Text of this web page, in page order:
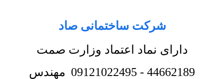
شرکت ساختمانی صاد
دارای نماد اعتماد وزارت صمت
44662189
-
09121022495 مهندس